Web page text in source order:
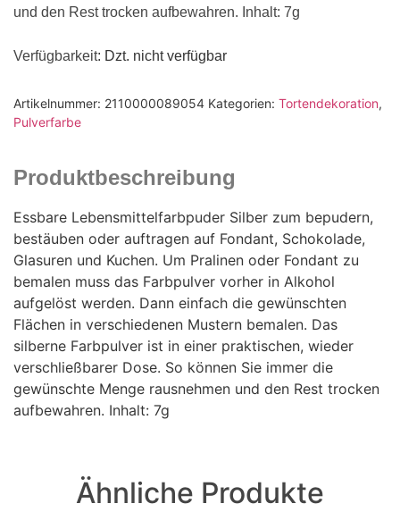
und den Rest trocken aufbewahren. Inhalt: 7g
Verfügbarkeit: Dzt. nicht verfügbar
Artikelnummer: 2110000089054 Kategorien: Tortendekoration,
Pulverfarbe
Produktbeschreibung
Essbare Lebensmittelfarbpuder Silber zum bepudern,
bestäuben oder auftragen auf Fondant, Schokolade,
Glasuren und Kuchen. Um Pralinen oder Fondant zu
bemalen muss das Farbpulver vorher in Alkohol
aufgelöst werden. Dann einfach die gewünschten
Flächen in verschiedenen Mustern bemalen. Das
silberne Farbpulver ist in einer praktischen, wieder
verschließbarer Dose. So können Sie immer die
gewünschte Menge rausnehmen und den Rest trocken
aufbewahren. Inhalt: 7g
Ähnliche Produkte